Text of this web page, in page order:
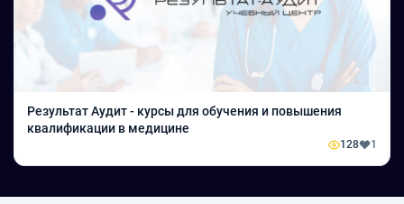
Результат Аудит - курсы для обучения и повышения
квалификации в медицине
128 1